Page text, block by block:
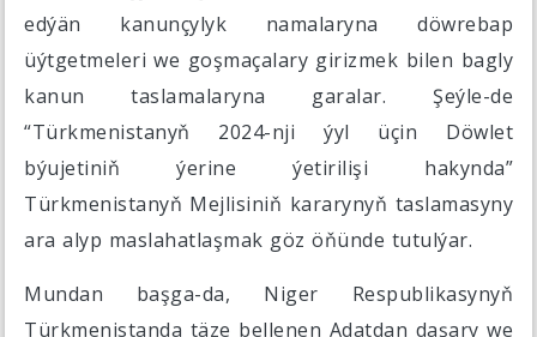
edýän kanunçylyk namalaryna döwrebap
üýtgetmeleri we goşmaçalary girizmek bilen bagly
kanun taslamalaryna garalar. Şeýle-de
“Türkmenistanyň 2024-nji ýyl üçin Döwlet
býujetiniň ýerine ýetirilişi hakynda”
Türkmenistanyň Mejlisiniň kararynyň taslamasyny
ara alyp maslahatlaşmak göz öňünde tutulýar.
Mundan başga-da, Niger Respublikasynyň
Türkmenistanda täze bellenen Adatdan daşary we